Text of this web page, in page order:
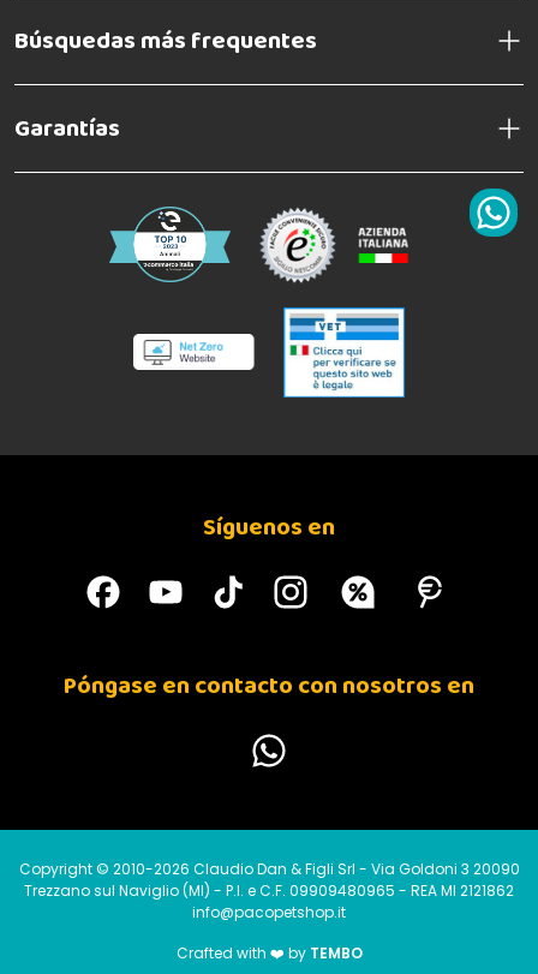
Búsquedas más frequentes
Garantías
Síguenos en
Póngase en contacto con nosotros en
Copyright © 2010-2026 Claudio Dan & Figli Srl - Via Goldoni 3 20090
Trezzano sul Naviglio (MI) - P.I. e C.F. 09909480965 - REA MI 2121862
info@pacopetshop.it
Crafted with ❤️ by TEMBO